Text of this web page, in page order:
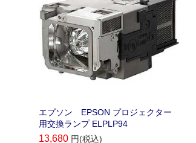
エプソン EPSON プロジェクター
用交換ランプ ELPLP94
13,680 円(税込)